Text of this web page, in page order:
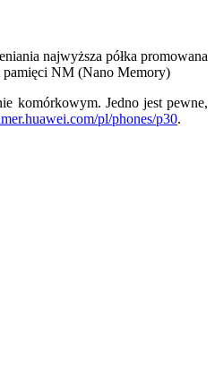
najwyższa półka promowana
pamięci NM (Nano Memory)
komórkowym. Jedno jest pewne,
pl/phones/p30.